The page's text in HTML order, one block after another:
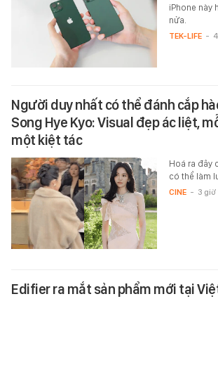
iPhone này
nửa.
TEK-LIFE -
Người duy nhất có thể đánh cắp
Song Hye Kyo: Visual đẹp ác liệt,
một kiệt tác
Hoá ra đây
có thể làm
CINE - 3
Edifier ra mắt sản phẩm mới tại